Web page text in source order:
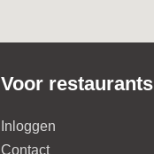
Voor restaurants
Inloggen
Contact